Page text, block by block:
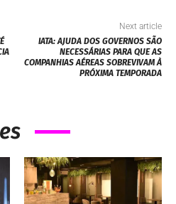
Next article
IATA: AJUDA DOS GOVERNOS SÃO
NECESSÁRIAS PARA QUE AS
COMPANHIAS AÉREAS SOBREVIVAM À
PRÓXIMA TEMPORADA